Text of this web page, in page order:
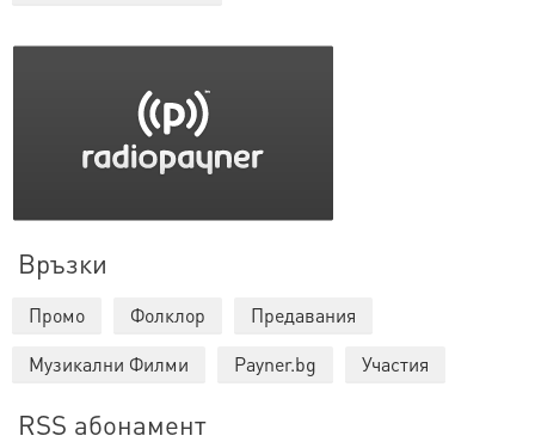
Връзки
Промо Фолклор
Предавания
Музикални Филми
Payner.bg Участия
RSS абонамент